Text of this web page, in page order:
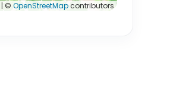
| © OpenStreetMapcontributors